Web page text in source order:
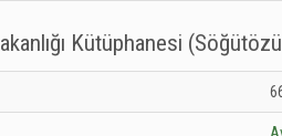
Kütüphanesi
Orman Bakanlığı Kütüphanesi (Söğütözü